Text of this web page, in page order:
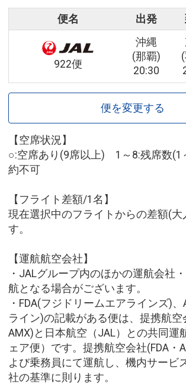
便名 出発
922便
沖縄
(那覇)
20:30
便を変更する
【空席状況】
○:空席あり(9席以上) 1～8:残席数
約不可
【フライト差額/1名】
現在選択中のフライトからの差額(
す。
【運航航空会社】
・JALグループ内のほかの運航会社
航となる場合がございます。
・FDA(フジドリームエアラインズ)
ライン)の記載がある便は、提携航空
AMX)と日本航空（JAL）との共同運
ェア便）です。提携航空会社(FDA・
よび乗務員にて運航し、機内サービ
社の基準に則ります。